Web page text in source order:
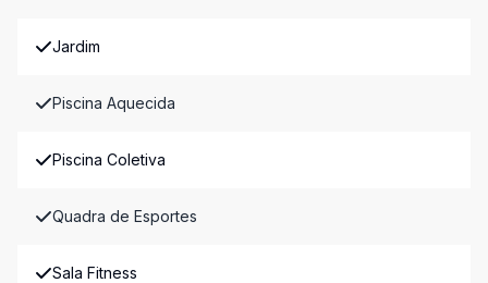
Jardim
Piscina Aquecida
Piscina Coletiva
Quadra de Esportes
Sala Fitness